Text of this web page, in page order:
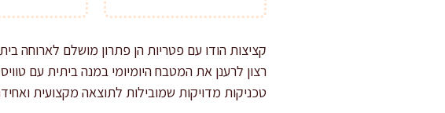
קציצות הודו עם פטריות הן פתרון מושלם לארוחה
רצון לרענן את המטבח היומיומי במנה ביתית עם
טכניקות מדויקות שמובילות לתוצאה מקצועית